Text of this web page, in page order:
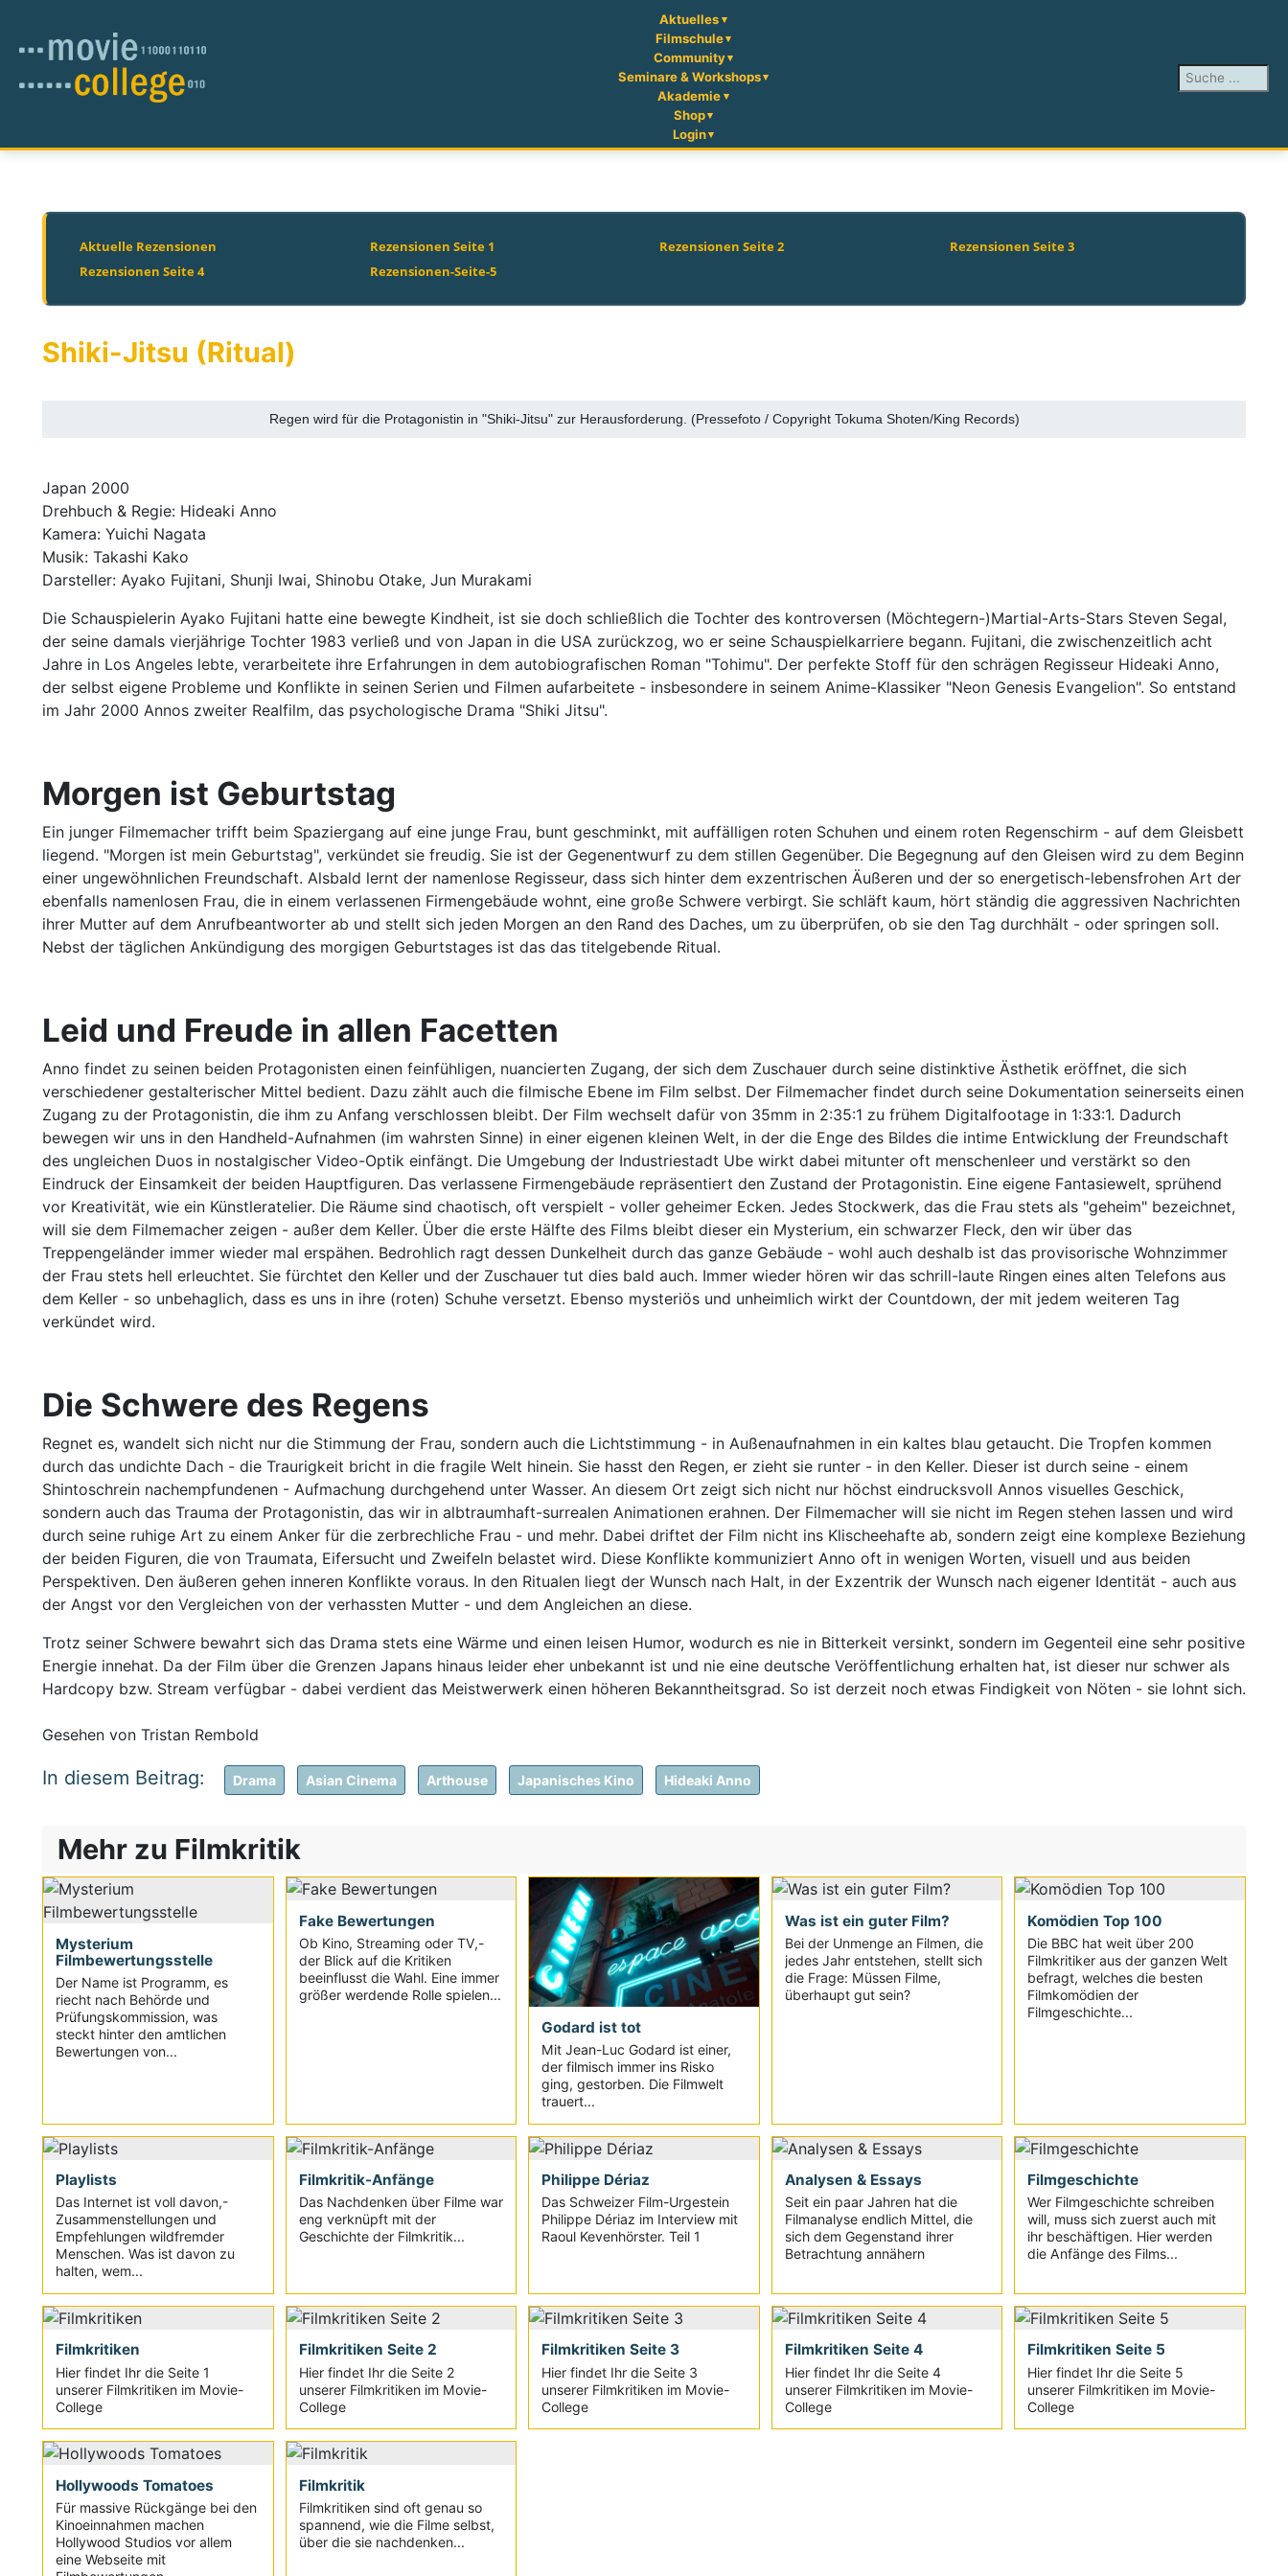
Aktuelles
Filmschule
Community
Seminare & Workshops
Akademie
Shop
Login
Suchen ...
Aktuelle Rezensionen Rezensionen Seite 1 Rezensionen Seite 2
Rezensionen Seite 3
Rezensionen Seite 4
Rezensionen-Seite-5
Shiki-Jitsu (Ritual)
Regen wird für die Protagonistin in "Shiki-Jitsu" zur Herausforderung. (Pressefoto / Copyright Tokuma Shoten/King Records)
Japan 2000
Drehbuch & Regie: Hideaki Anno
Kamera: Yuichi Nagata
Musik: Takashi Kako
Darsteller: Ayako Fujitani, Shunji Iwai, Shinobu Otake, Jun Murakami
Die Schauspielerin Ayako Fujitani hatte eine bewegte Kindheit, ist sie doch schließlich die Tochter des kontroversen (Möchtegern-)Martial-Arts-Stars Steven Segal,
der seine damals vierjährige Tochter 1983 verließ und von Japan in die USA zurückzog, wo er seine Schauspielkarriere begann. Fujitani, die zwischenzeitlich acht
Jahre in Los Angeles lebte, verarbeitete ihre Erfahrungen in dem autobiografischen Roman "Tohimu". Der perfekte Stoff für den schrägen Regisseur Hideaki Anno,
der selbst eigene Probleme und Konflikte in seinen Serien und Filmen aufarbeitete - insbesondere in seinem Anime-Klassiker "Neon Genesis Evangelion". So entstand
im Jahr 2000 Annos zweiter Realfilm, das psychologische Drama "Shiki Jitsu".
Morgen ist Geburtstag
Ein junger Filmemacher trifft beim Spaziergang auf eine junge Frau, bunt geschminkt, mit auffälligen roten Schuhen und einem roten Regenschirm - auf dem Gleisbett
liegend. "Morgen ist mein Geburtstag", verkündet sie freudig. Sie ist der Gegenentwurf zu dem stillen Gegenüber. Die Begegnung auf den Gleisen wird zu dem Beginn
einer ungewöhnlichen Freundschaft. Alsbald lernt der namenlose Regisseur, dass sich hinter dem exzentrischen Äußeren und der so energetisch-lebensfrohen Art der
ebenfalls namenlosen Frau, die in einem verlassenen Firmengebäude wohnt, eine große Schwere verbirgt. Sie schläft kaum, hört ständig die aggressiven Nachrichten
ihrer Mutter auf dem Anrufbeantworter ab und stellt sich jeden Morgen an den Rand des Daches, um zu überprüfen, ob sie den Tag durchhält - oder springen soll.
Nebst der täglichen Ankündigung des morgigen Geburtstages ist das das titelgebende Ritual.
Leid und Freude in allen Facetten
Anno findet zu seinen beiden Protagonisten einen feinfühligen, nuancierten Zugang, der sich dem Zuschauer durch seine distinktive Ästhetik eröffnet, die sich
verschiedener gestalterischer Mittel bedient. Dazu zählt auch die filmische Ebene im Film selbst. Der Filmemacher findet durch seine Dokumentation seinerseits einen
Zugang zu der Protagonistin, die ihm zu Anfang verschlossen bleibt. Der Film wechselt dafür von 35mm in 2:35:1 zu frühem Digitalfootage in 1:33:1. Dadurch
bewegen wir uns in den Handheld-Aufnahmen (im wahrsten Sinne) in einer eigenen kleinen Welt, in der die Enge des Bildes die intime Entwicklung der Freundschaft
des ungleichen Duos in nostalgischer Video-Optik einfängt. Die Umgebung der Industriestadt Ube wirkt dabei mitunter oft menschenleer und verstärkt so den
Eindruck der Einsamkeit der beiden Hauptfiguren. Das verlassene Firmengebäude repräsentiert den Zustand der Protagonistin. Eine eigene Fantasiewelt, sprühend
vor Kreativität, wie ein Künstleratelier. Die Räume sind chaotisch, oft verspielt - voller geheimer Ecken. Jedes Stockwerk, das die Frau stets als "geheim" bezeichnet,
will sie dem Filmemacher zeigen - außer dem Keller. Über die erste Hälfte des Films bleibt dieser ein Mysterium, ein schwarzer Fleck, den wir über das
Treppengeländer immer wieder mal erspähen. Bedrohlich ragt dessen Dunkelheit durch das ganze Gebäude - wohl auch deshalb ist das provisorische Wohnzimmer
der Frau stets hell erleuchtet. Sie fürchtet den Keller und der Zuschauer tut dies bald auch. Immer wieder hören wir das schrill-laute Ringen eines alten Telefons aus
dem Keller - so unbehaglich, dass es uns in ihre (roten) Schuhe versetzt. Ebenso mysteriös und unheimlich wirkt der Countdown, der mit jedem weiteren Tag
verkündet wird.
Die Schwere des Regens
Regnet es, wandelt sich nicht nur die Stimmung der Frau, sondern auch die Lichtstimmung - in Außenaufnahmen in ein kaltes blau getaucht. Die Tropfen kommen
durch das undichte Dach - die Traurigkeit bricht in die fragile Welt hinein. Sie hasst den Regen, er zieht sie runter - in den Keller. Dieser ist durch seine - einem
Shintoschrein nachempfundenen - Aufmachung durchgehend unter Wasser. An diesem Ort zeigt sich nicht nur höchst eindrucksvoll Annos visuelles Geschick,
sondern auch das Trauma der Protagonistin, das wir in albtraumhaft-surrealen Animationen erahnen. Der Filmemacher will sie nicht im Regen stehen lassen und wird
durch seine ruhige Art zu einem Anker für die zerbrechliche Frau - und mehr. Dabei driftet der Film nicht ins Klischeehafte ab, sondern zeigt eine komplexe Beziehung
der beiden Figuren, die von Traumata, Eifersucht und Zweifeln belastet wird. Diese Konflikte kommuniziert Anno oft in wenigen Worten, visuell und aus beiden
Perspektiven. Den äußeren gehen inneren Konflikte voraus. In den Ritualen liegt der Wunsch nach Halt, in der Exzentrik der Wunsch nach eigener Identität - auch aus
der Angst vor den Vergleichen von der verhassten Mutter - und dem Angleichen an diese.
Trotz seiner Schwere bewahrt sich das Drama stets eine Wärme und einen leisen Humor, wodurch es nie in Bitterkeit versinkt, sondern im Gegenteil eine sehr positive
Energie innehat. Da der Film über die Grenzen Japans hinaus leider eher unbekannt ist und nie eine deutsche Veröffentlichung erhalten hat, ist dieser nur schwer als
Hardcopy bzw. Stream verfügbar - dabei verdient das Meistwerwerk einen höheren Bekanntheitsgrad. So ist derzeit noch etwas Findigkeit von Nöten - sie lohnt sich.
Gesehen von Tristan Rembold
Drama Asian Cinema Arthouse Japanisches Kino Hideaki Anno
Mehr zu Filmkritik
Mysterium
Filmbewertungsstelle
Der Name ist Programm, es
riecht nach Behörde und
Prüfungskommission, was
steckt hinter den amtlichen
Bewertungen von...
Fake Bewertungen
Ob Kino, Streaming oder TV,-
der Blick auf die Kritiken
beeinflusst die Wahl. Eine immer
größer werdende Rolle spielen...
Godard ist tot
Mit Jean-Luc Godard ist einer,
der filmisch immer ins Risko
ging, gestorben. Die Filmwelt
trauert...
Was ist ein guter Film?
Bei der Unmenge an Filmen, die
jedes Jahr entstehen, stellt sich
die Frage: Müssen Filme,
überhaupt gut sein?
Komödien Top 100
Die BBC hat weit über 200
Filmkritiker aus der ganzen Welt
befragt, welches die besten
Filmkomödien der
Filmgeschichte...
Playlists
Das Internet ist voll davon,-
Zusammenstellungen und
Empfehlungen wildfremder
Menschen. Was ist davon zu
halten, wem...
Filmkritik-Anfänge
Das Nachdenken über Filme war
eng verknüpft mit der
Geschichte der Filmkritik...
Philippe Dériaz
Das Schweizer Film-Urgestein
Philippe Dériaz im Interview mit
Raoul Kevenhörster. Teil 1
Analysen & Essays
Seit ein paar Jahren hat die
Filmanalyse endlich Mittel, die
sich dem Gegenstand ihrer
Betrachtung annähern
Filmgeschichte
Wer Filmgeschichte schreiben
will, muss sich zuerst auch mit
ihr beschäftigen. Hier werden
die Anfänge des Films...
Filmkritiken
Hier findet Ihr die Seite 1
unserer Filmkritiken im Movie-
College
Filmkritiken Seite 2
Hier findet Ihr die Seite 2
unserer Filmkritiken im Movie-
College
Filmkritiken Seite 3
Hier findet Ihr die Seite 3
unserer Filmkritiken im Movie-
College
Filmkritiken Seite 4
Hier findet Ihr die Seite 4
unserer Filmkritiken im Movie-
College
Filmkritiken Seite 5
Hier findet Ihr die Seite 5
unserer Filmkritiken im Movie-
College
Hollywoods Tomatoes
Für massive Rückgänge bei den
Kinoeinnahmen machen
Hollywood Studios vor allem
eine Webseite mit
Filmkritik
Filmkritiken sind oft genau so
spannend, wie die Filme selbst,
über die sie nachdenken...